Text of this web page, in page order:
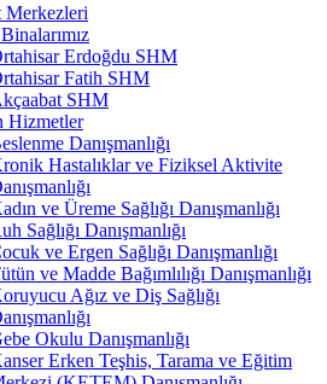
Merkezleri
Erdoğdu SHM
Fatih SHM
SHM
Hizmetler
Danışmanlığı
Hastalıklar ve Fiziksel Aktivite
ve Üreme Sağlığı Danışmanlığı
Sağlığı Danışmanlığı
ve Ergen Sağlığı Danışmanlığı
ve Madde Bağımlılığı Danışmanlığı
Ağız ve Diş Sağlığı
Okulu Danışmanlığı
Erken Teşhis, Tarama ve Eğitim